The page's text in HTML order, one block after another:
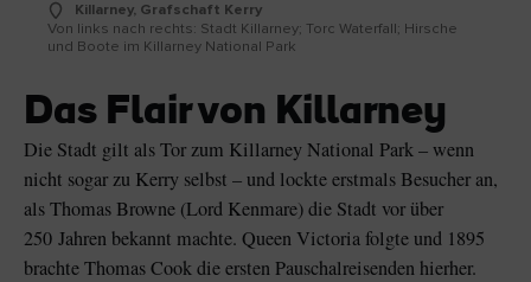
Killarney, Grafschaft Kerry
Von links nach rechts: Stadt Killarney; Torc Waterfall; Hirsche
und Boote im Killarney National Park
Das Flair von Killarney
Die Stadt gilt als Tor zum Killarney National Park – wenn
nicht sogar zu Kerry selbst – und lockte erstmals Besucher an,
als Thomas Browne (Lord Kenmare) die Stadt vor über
250 Jahren bekannt machte. Queen Victoria folgte und 1895
brachte Thomas Cook die ersten Pauschalreisenden hierher.